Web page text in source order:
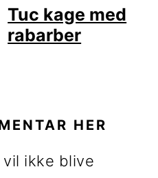
Tuc kage med
rabarber
HER
ikke blive